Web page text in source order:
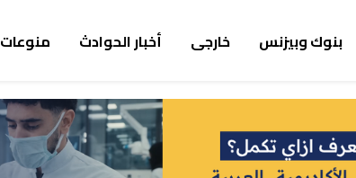
بنوك وبيزنس خارجى أخبار الحوادث منوعات